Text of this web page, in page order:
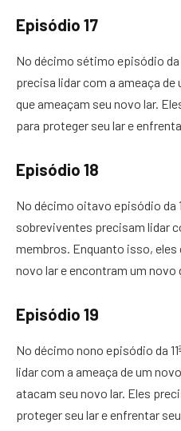
Episódio 17
No décimo sétimo episódio da
precisa lidar com a ameaça
que ameaçam seu novo lar.
para proteger seu lar e
Episódio 18
No décimo oitavo episódio da
sobreviventes precisam lidar
membros. Enquanto isso,
novo lar e encontram um novo
Episódio 19
No décimo nono episódio da
lidar com a ameaça de um
atacam seu novo lar. Eles
proteger seu lar e enfrentar